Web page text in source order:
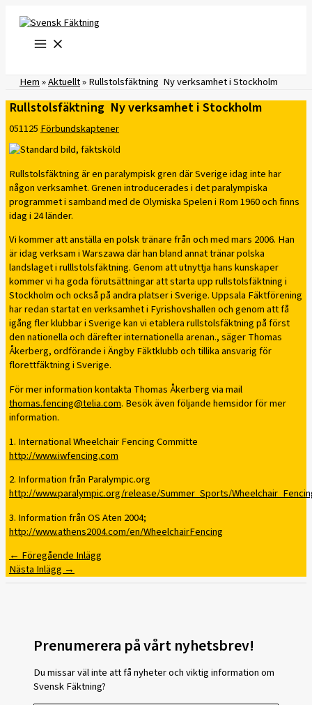
innehåll
Hem»Aktuellt»Rullstolsfäktning  Ny verksamhet i Stockholm
Rullstolsfäktning  Ny verksamhet i Stockholm
051125Förbundskaptener
Rullstolsfäktning är en paralympisk gren där Sverige idag inte har
någon verksamhet. Grenen introducerades i det paralympiska
programmet i samband med de Olymiska Spelen i Rom 1960 och finns
idag i 24 länder.
Vi kommer att anställa en polsk tränare från och med mars 2006. Han
är idag verksam i Warszawa där han bland annat tränar polska
landslaget i rulllstolsfäktning. Genom att utnyttja hans kunskaper
kommer vi ha goda förutsättningar att starta upp rullstolsfäktning i
Stockholm och också på andra platser i Sverige. Uppsala Fäktförening
har redan startat en verksamhet i Fyrishovshallen och genom att få
igång fler klubbar i Sverige kan vi etablera rullstolsfäktning på först
den nationella och därefter internationella arenan., säger Thomas
Åkerberg, ordförande i Ängby Fäktklubb och tillika ansvarig för
florettfäktning i Sverige.
För mer information kontakta Thomas Åkerberg via mail
thomas.fencing@telia.com. Besök även följande hemsidor för mer
information.
1. International Wheelchair Fencing Committe
http://www.iwfencing.com
2. Information från Paralympic.org
http://www.paralympic.org/release/Summer_Sports/
3. Information från OS Aten 2004;
http://www.athens2004.com/en/WheelchairFencing
←Föregående Inlägg
Nästa Inlägg→
Prenumerera på vårt nyhetsbrev!
Du missar väl inte att få nyheter och viktig information om
Svensk Fäktning?